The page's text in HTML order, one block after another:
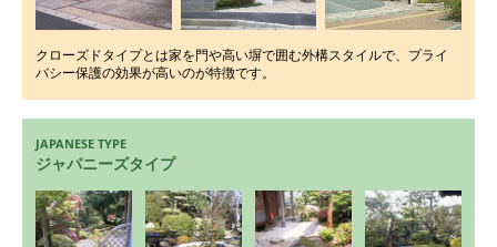
クローズドタイプとは家を門や高い塀で囲む外構スタイルで、プライ
バシー保護の効果が高いのが特徴です。
JAPANESE TYPE
ジャパニーズタイプ